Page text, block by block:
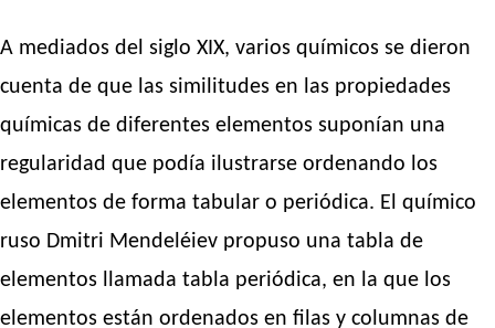
A mediados del siglo XIX, varios químicos se dieron
cuenta de que las similitudes en las propiedades
químicas de diferentes elementos suponían una
regularidad que podía ilustrarse ordenando los
elementos de forma tabular o periódica. El químico
ruso Dmitri Mendeléiev propuso una tabla de
elementos llamada tabla periódica, en la que los
elementos están ordenados en filas y columnas de